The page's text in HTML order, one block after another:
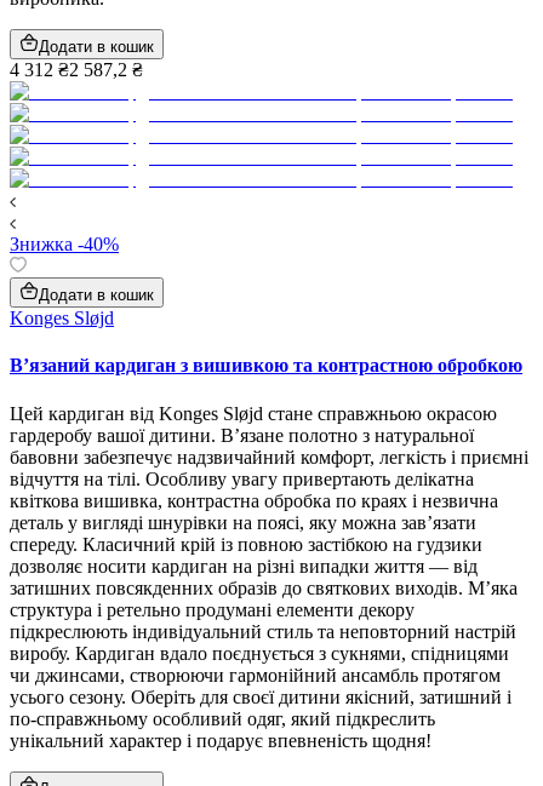
Додати в кошик
4 312 ₴2 587,2 ₴
Знижка -40%
Додати в кошик
Konges Sløjd
В’язаний кардиган з вишивкою та контрастною обробкою
Цей кардиган від Konges Sløjd стане справжньою окрасою
гардеробу вашої дитини. В’язане полотно з натуральної
бавовни забезпечує надзвичайний комфорт, легкість і приємні
відчуття на тілі. Особливу увагу привертають делікатна
квіткова вишивка, контрастна обробка по краях і незвична
деталь у вигляді шнурівки на поясі, яку можна зав’язати
спереду. Класичний крій із повною застібкою на гудзики
дозволяє носити кардиган на різні випадки життя — від
затишних повсякденних образів до святкових виходів. М’яка
структура і ретельно продумані елементи декору
підкреслюють індивідуальний стиль та неповторний настрій
виробу. Кардиган вдало поєднується з сукнями, спідницями
чи джинсами, створюючи гармонійний ансамбль протягом
усього сезону. Оберіть для своєї дитини якісний, затишний і
по-справжньому особливий одяг, який підкреслить
унікальний характер і подарує впевненість щодня!